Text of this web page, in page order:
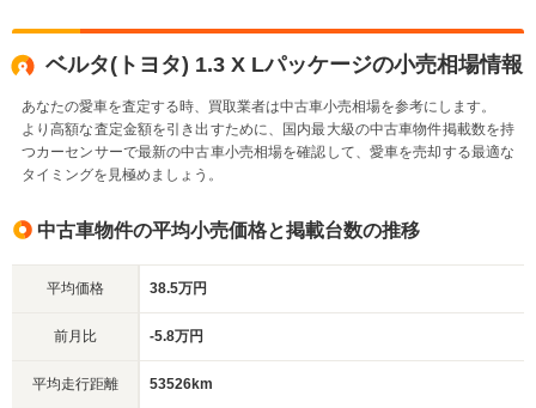
ベルタ(トヨタ) 1.3 X Lパッケージの小売相場情報
あなたの愛車を査定する時、買取業者は中古車小売相場を参考にします。
より高額な査定金額を引き出すために、国内最大級の中古車物件掲載数を持
つカーセンサーで最新の中古車小売相場を確認して、愛車を売却する最適な
タイミングを見極めましょう。
中古車物件の平均小売価格と掲載台数の推移
平均価格 38.5万円
前月比 -5.8万円
平均走行距離 53526km